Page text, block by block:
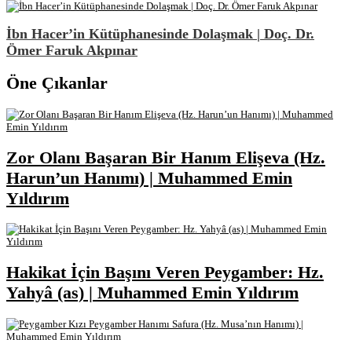
İbn Hacer’in Kütüphanesinde Dolaşmak | Doç. Dr.
Ömer Faruk Akpınar
Öne Çıkanlar
Zor Olanı Başaran Bir Hanım Elişeva (Hz.
Harun’un Hanımı) | Muhammed Emin
Yıldırım
Hakikat İçin Başını Veren Peygamber: Hz.
Yahyâ (as) | Muhammed Emin Yıldırım